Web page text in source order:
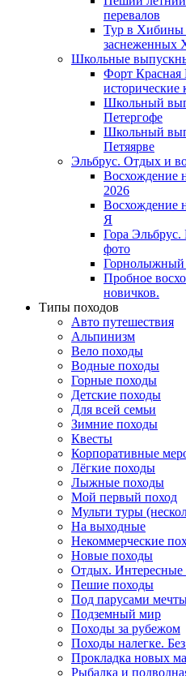
перевалов
Тур в Хибины
заснеженных
Школьные
Форт Красная
исторические
Школьный
Петергофе
Школьный
Петяярве
Эльбрус. Отдых и
Восхождение
2026
Восхождение
Я
Гора
фото
Горнолыжный
Пробное
новичков.
Типы походов
Авто путешествия
Альпинизм
Вело походы
Водные походы
Горные походы
Детские походы
Для всей семьи
Зимние походы
Квесты
Корпоративные
Лёгкие походы
Лыжные походы
Мой первый поход
Мульти туры
На выходные
Некоммерческие
Новые походы
Отдых. Интересные
Пешие походы
Под парусами
Подземный мир
Походы за рубежом
Походы налегке.
Прокладка новых
Рыбалка и